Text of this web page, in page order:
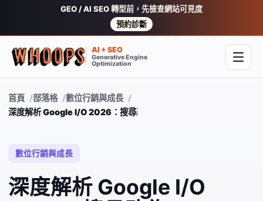
GEO / AI SEO 轉型前，先檢查網站可見度
預約診斷
AI + SEO
Generative Engine
Optimization
開啟
首頁 部落格
數位行銷與成長
深度解析 Google I/O 2026：搜尋改為 AI Agent 後的 SEO 佈局
數位行銷與成長
深度解析 Google I/O